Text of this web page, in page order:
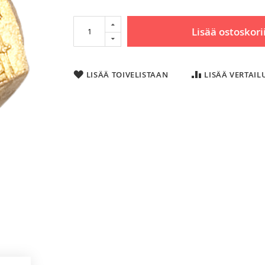
Lisää
LISÄÄ TOIVELISTAAN LISÄÄ